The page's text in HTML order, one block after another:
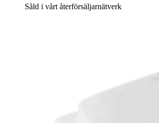
Såld i vårt återförsäljarnätverk